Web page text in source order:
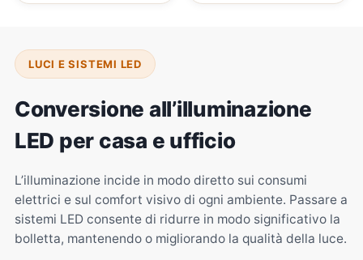
LUCI E SISTEMI LED
Conversione all’illuminazione
LED per casa e ufficio
L’illuminazione incide in modo diretto sui consumi
elettrici e sul comfort visivo di ogni ambiente. Passare a
sistemi LED consente di ridurre in modo significativo la
bolletta, mantenendo o migliorando la qualità della luce.